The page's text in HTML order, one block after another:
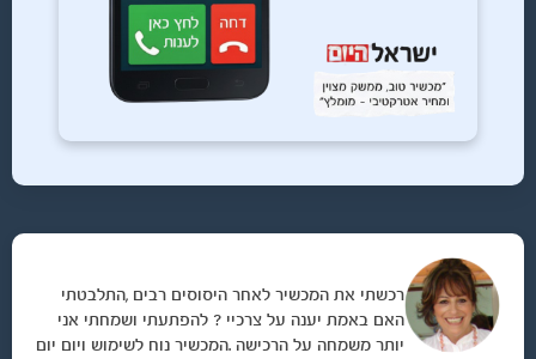
רכשתי את המכשיר לאחר היסוסים רבים ,התלבטתי
האם באמת יענה על צרכיי ? להפתעתי ושמחתי אני
יותר משמחה על הרכישה .המכשיר נוח לשימוש ויום יום